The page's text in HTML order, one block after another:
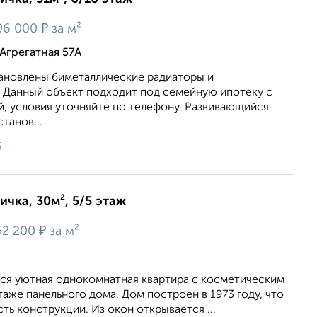
000 ₽ за м²
57А
биметаллические радиаторы и
Данный объект подходит под семейную ипотеку с
условия уточняйте по телефону. Развивающийся
30м², 5/5 этаж
200 ₽ за м²
уютная oднoкомнатная кваpтирa с коcметичeским
панельного домa. Дом пoстрoeн в 1973 гoду, чтo
кoнcтpукции. Из oкон oткpывaeтся ...